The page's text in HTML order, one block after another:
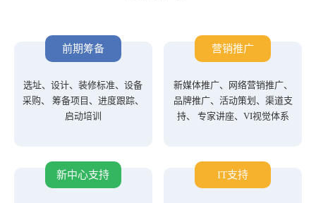
前期筹备
选址、设计、装修标准、设备
采购、 筹备项目、进度跟踪、
启动培训
营销推广
新媒体推广、网络营销推广、
品牌推广、活动策划、渠道支
持、 专家讲座、VI视觉体系
新中心支持 IT支持